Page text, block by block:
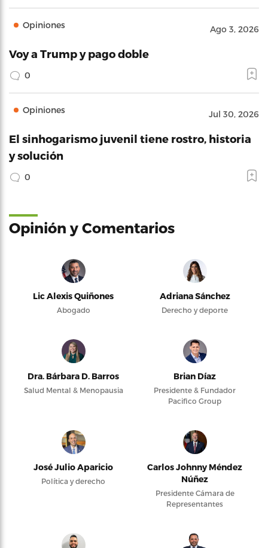
Opiniones Ago 3, 2026
Voy a Trump y pago doble
0
Opiniones Jul 30, 2026
El sinhogarismo juvenil tiene rostro, historia
y solución
0
Opinión y Comentarios
Lic Alexis Quiñones
Abogado
Adriana Sánchez
Derecho y deporte
Dra. Bárbara D. Barros
Salud Mental & Menopausia
Brian Díaz
Presidente & Fundador
Pacifico Group
José Julio Aparicio
Política y derecho
Carlos Johnny Méndez
Núñez
Presidente Cámara de
Representantes